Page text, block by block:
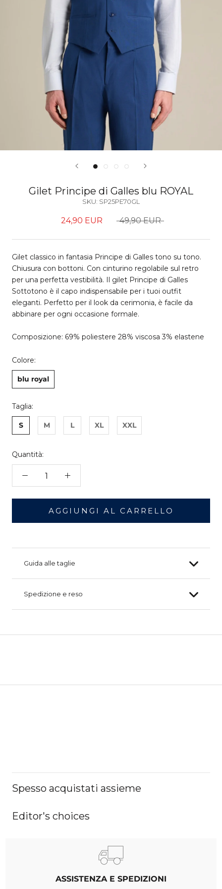
Gilet Principe di Galles blu ROYAL
SKU: SP25PE70GL
24,90 EUR 49,90 EUR
Gilet classico in fantasia Principe di Galles tono su tono.
Chiusura con bottoni. Con cinturino regolabile sul retro
per una perfetta vestibilità. Il gilet Principe di Galles
Sottotono è il capo indispensabile per i tuoi outfit
eleganti. Perfetto per il look da cerimonia, è facile da
abbinare per ogni occasione formale.
Composizione: 69% poliestere 28% viscosa 3% elastene
Colore:
blu royal
Taglia:
S M L XL XXL
Quantità:
AGGIUNGI AL CARRELLO
Guida alle taglie
Spedizione e reso
Spesso acquistati assieme
Editor's choices
ASSISTENZA E SPEDIZIONI